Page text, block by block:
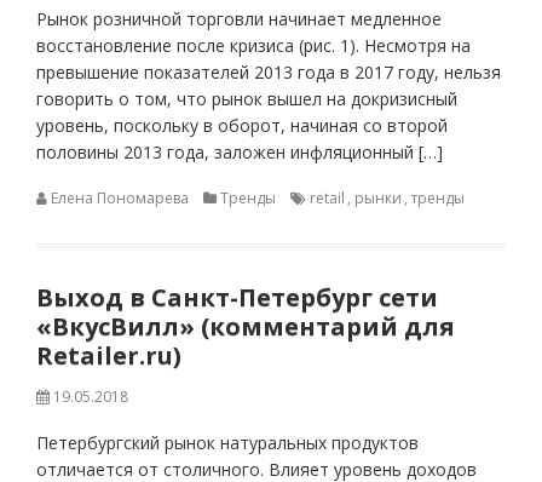
Рынок розничной торговли начинает медленное
восстановление после кризиса (рис. 1). Несмотря на
превышение показателей 2013 года в 2017 году, нельзя
говорить о том, что рынок вышел на докризисный
уровень, поскольку в оборот, начиная со второй
половины 2013 года, заложен инфляционный […]
Елена Пономарева Тренды retail , рынки , тренды
Выход в Санкт-Петербург сети
«ВкусВилл» (комментарий для
Retailer.ru)
19.05.2018
Петербургский рынок натуральных продуктов
отличается от столичного. Влияет уровень доходов